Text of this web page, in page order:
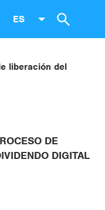
ES
liberación del
DE
DIGITAL